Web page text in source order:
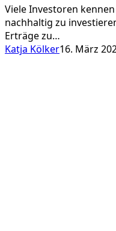
Viele Investoren
nachhaltig zu
Erträge zu…
Katja Kölker16. März